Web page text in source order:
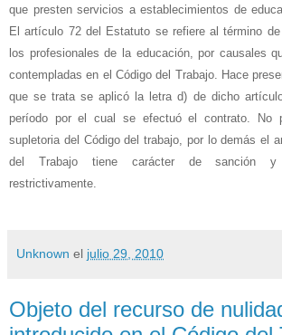
que presten servicios a establecimientos de
El artículo 72 del Estatuto se refiere al término
los profesionales de la educación, por causales
contempladas en el Código del Trabajo. Hace
que se trata se aplicó la letra d) de dicho
período por el cual se efectuó el contrato. No
supletoria del Código del trabajo, por lo demás el
del Trabajo tiene carácter de sanción y
restrictivamente.
Unknown el julio 29, 2010
Objeto del recurso de